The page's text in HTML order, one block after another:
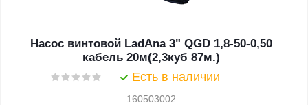
Насос винтовой LadAna 3" QGD 1,8-50-0,50
кабель 20м(2,3куб 87м.)
Есть в наличии
160503002